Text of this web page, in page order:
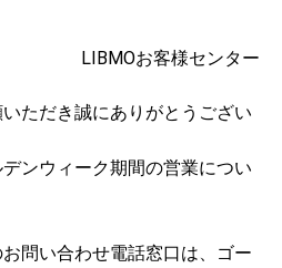
LIBMOお客様センター
ただき誠にありがとうござい
ンウィーク期間の営業につい
問い合わせ電話窓口は、ゴー